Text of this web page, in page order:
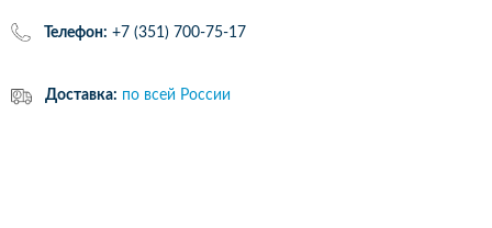
Телефон: +7 (351) 700-75-17
Доставка: по всей России